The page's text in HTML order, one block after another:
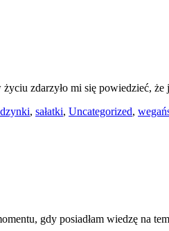
zdarzyło mi się powiedzieć,
, sałatki, Uncategorized,
gdy posiadłam wiedzę na